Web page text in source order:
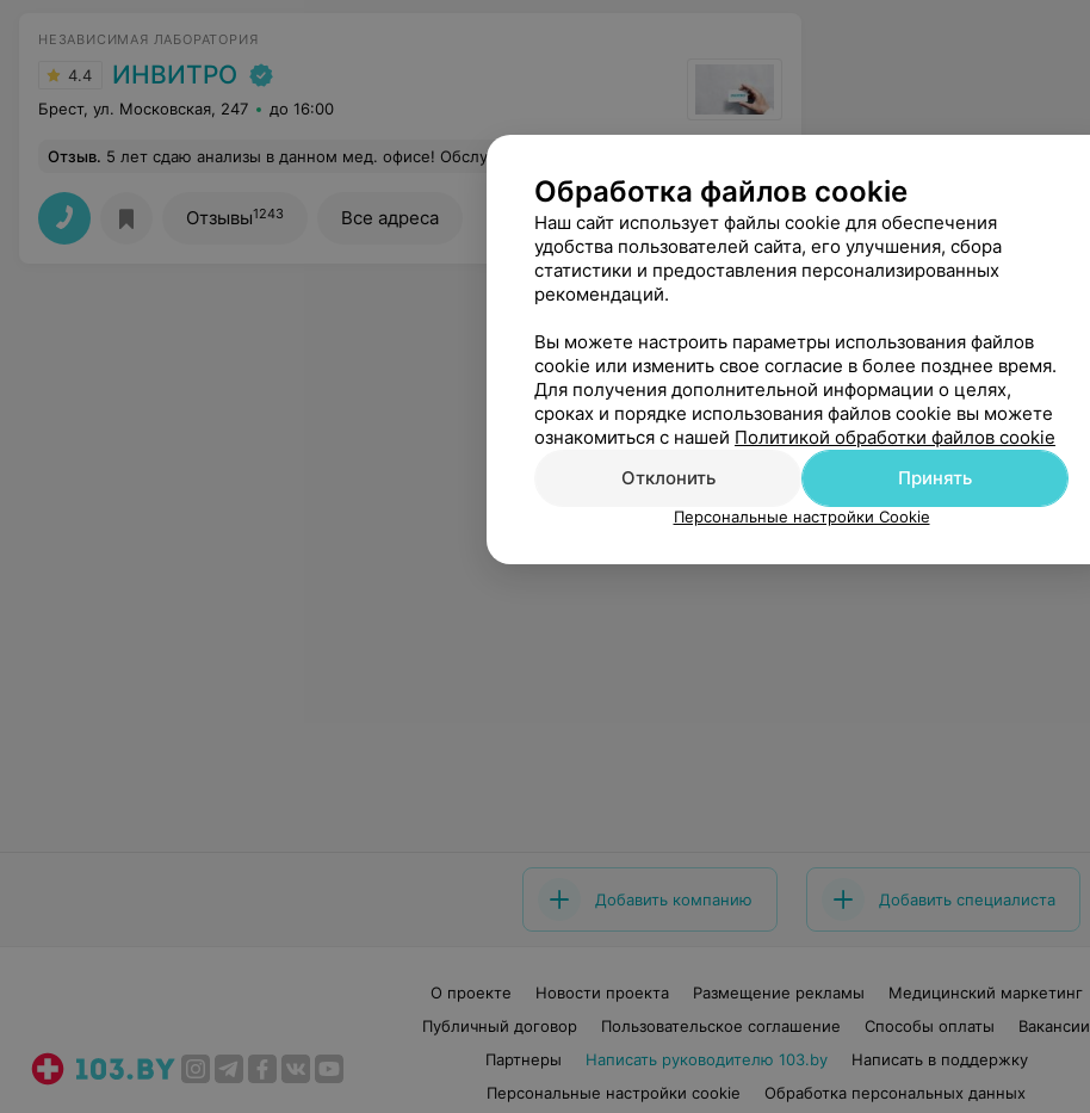
НЕЗАВИСИМАЯ ЛАБОРАТОРИЯ
4.4 ИНВИТРО
Брест, ул. Московская, 247 до 16:00
Отзыв. 5 лет сдаю анализы в данном мед. офисе! Обслуживание на высоте! Когда захожу в мед.офис, душа радуется, замечательный персонал тут работает. Спасибо за ваш труд.
Отзывы1243 Все адреса
Добавить компанию Добавить специалиста
О проекте Новости проекта Размещение рекламы
Медицинский маркетинг
Публичный договор
Пользовательское соглашение Способы оплаты
Вакансии
Партнеры
Написать руководителю 103.by
Написать в поддержку
Персональные настройки cookie
Обработка персональных данных
Обработка файлов cookie
Наш сайт использует файлы cookie для обеспечения
удобства пользователей сайта, его улучшения, сбора
статистики и предоставления персонализированных
рекомендаций.
Вы можете настроить параметры использования файлов
cookie или изменить свое согласие в более позднее время.
Для получения дополнительной информации о целях,
сроках и порядке использования файлов cookie вы можете
ознакомиться с нашей Политикой обработки файлов cookie
Отклонить
Принять
Персональные настройки Cookie